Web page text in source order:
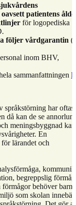
patientens
för logopediska
följer vårdgarantin
inom BHV,
sammanfattningen
har oftast
då kan de se
meningsbyggnad
En
lärandet och
begreppslig
behöver
som skolan innebär